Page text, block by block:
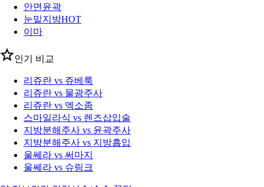
안면윤곽
눈밑지방HOT
이마
인기 비교
리쥬란 vs 쥬베룩
리쥬란 vs 물광주사
리쥬란 vs 엑소좀
스마일라식 vs 렌즈삽입술
지방분해주사 vs 윤곽주사
지방분해주사 vs 지방흡입
울쎄라 vs 써마지
울쎄라 vs 슈링크